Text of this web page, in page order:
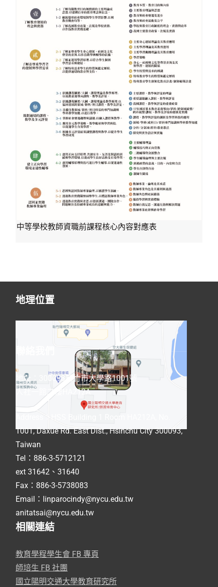
中等學校教師資職前課程核心內容對應表
地理位置
地址：300093新竹市大學路1001號
人社一館二樓HA212A
1001, Daxue Rd. East Dist., Hsinchu City 300093,
Taiwan
Tel：886-3-5712121
ext 31642、31640
Fax：886-3-5738083
Email：linparocindy@nycu.edu.tw
anitatsai@nycu.edu.tw
相關連結
教育學程學生會 FB 專頁
師培生 FB 社團
國立陽明交通大學教育研究所